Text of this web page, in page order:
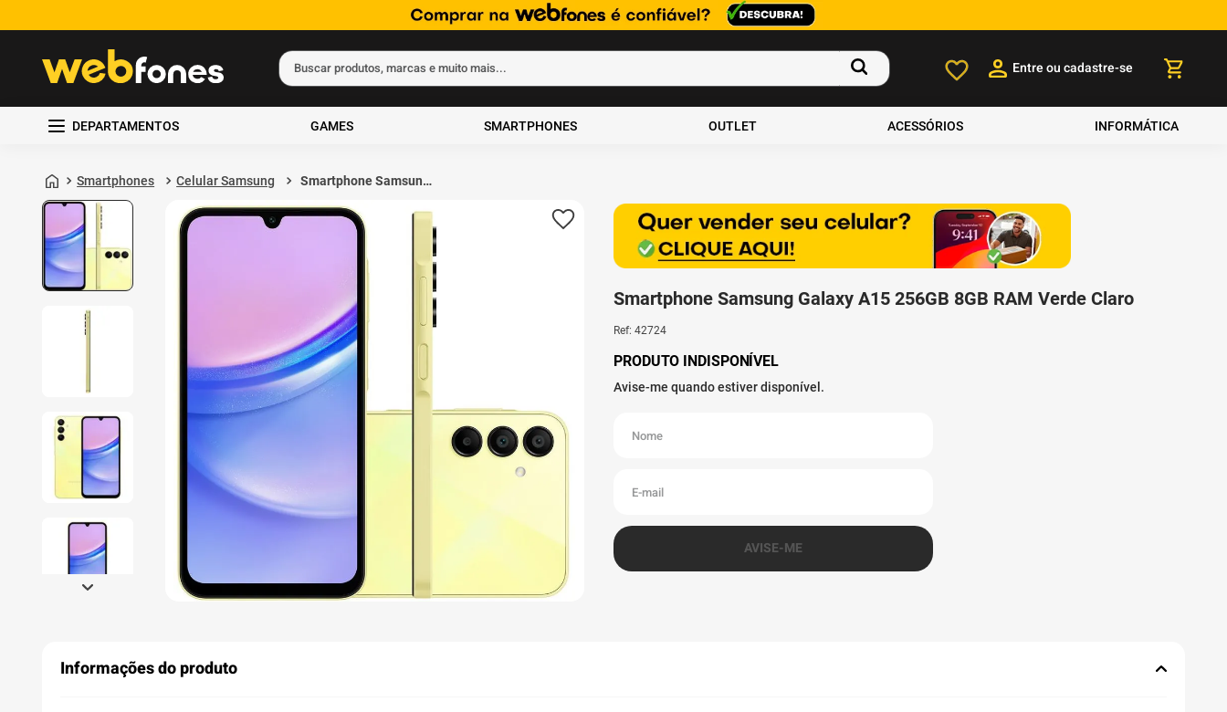
Buscar produtos, marcas e muito mais...
Entre ou cadastre-se
DEPARTAMENTOS GAMES SMARTPHONES OUTLET ACESSÓRIOS INFORMÁTICA
Smartphones Celular Samsung
Smartphone Samsung
RAM Verde Claro
Smartphone Samsung Galaxy A15 256GB 8GB RAM Verde Claro
Ref: 42724
Informações do produto
Termos mais buscados
2º
gift card
3º
ps4
smartphone
edição limitada 30º aniversário